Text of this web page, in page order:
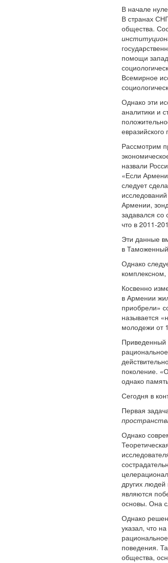
В начале
В странах
общества.
помощи
Всемирное
Однако эти
аналитики и
евразийского
Рассмотрим
назвали
«Если
следует
Армении,
задавался
что в 2011-
Эти данные
в
Однако
Косвенно
в Армении
приобрели»
называется
молодежи от
Приведенный
поколение.
однако
Сегодня в
Первая
Однако
других людей
являются
основы. Она
Однако
указал, что
поведения.
общества,